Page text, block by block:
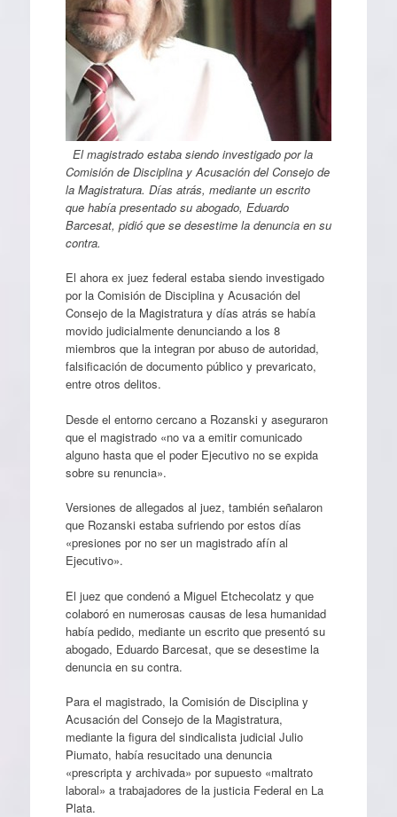
El magistrado estaba siendo investigado por la
Comisión de Disciplina y Acusación del Consejo de
la Magistratura. Días atrás, mediante un escrito
que había presentado su abogado, Eduardo
Barcesat, pidió que se desestime la denuncia en su
contra.
El ahora ex juez federal estaba siendo investigado
por la Comisión de Disciplina y Acusación del
Consejo de la Magistratura y días atrás se había
movido judicialmente denunciando a los 8
miembros que la integran por abuso de autoridad,
falsificación de documento público y prevaricato,
entre otros delitos.
Desde el entorno cercano a Rozanski y aseguraron
que el magistrado «no va a emitir comunicado
alguno hasta que el poder Ejecutivo no se expida
sobre su renuncia».
Versiones de allegados al juez, también señalaron
que Rozanski estaba sufriendo por estos días
«presiones por no ser un magistrado afín al
Ejecutivo».
El juez que condenó a Miguel Etchecolatz y que
colaboró en numerosas causas de lesa humanidad
había pedido, mediante un escrito que presentó su
abogado, Eduardo Barcesat, que se desestime la
denuncia en su contra.
Para el magistrado, la Comisión de Disciplina y
Acusación del Consejo de la Magistratura,
mediante la figura del sindicalista judicial Julio
Piumato, había resucitado una denuncia
«prescripta y archivada» por supuesto «maltrato
laboral» a trabajadores de la justicia Federal en La
Plata.